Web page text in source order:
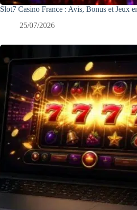
Slot7 Casino France : Avis, Bonus et Jeux
25/07/2026